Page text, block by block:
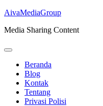
AivaMediaGroup
Media Sharing Content
Beranda
Blog
Kontak
Tentang
Privasi Polisi